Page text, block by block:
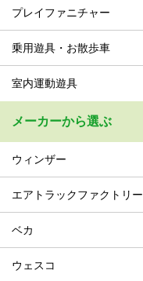
プレイファニチャー
乗用遊具・お散歩車
室内運動遊具
メーカーから選ぶ
ウィンザー
エアトラックファクトリー
ベカ
ウェスコ